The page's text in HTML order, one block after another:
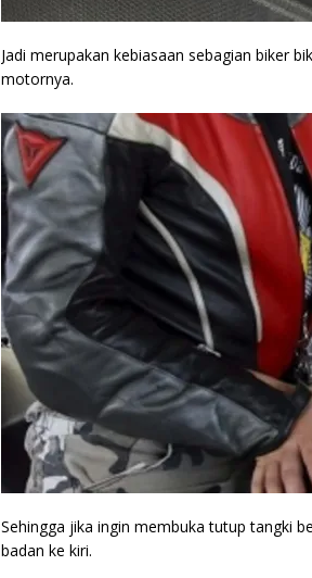
Jadi merupakan kebiasaan sebagian biker
motornya.
Sehingga jika ingin membuka tutup tangki
badan ke kiri.